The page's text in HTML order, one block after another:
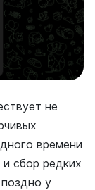
не
времени
и сбор редких
у